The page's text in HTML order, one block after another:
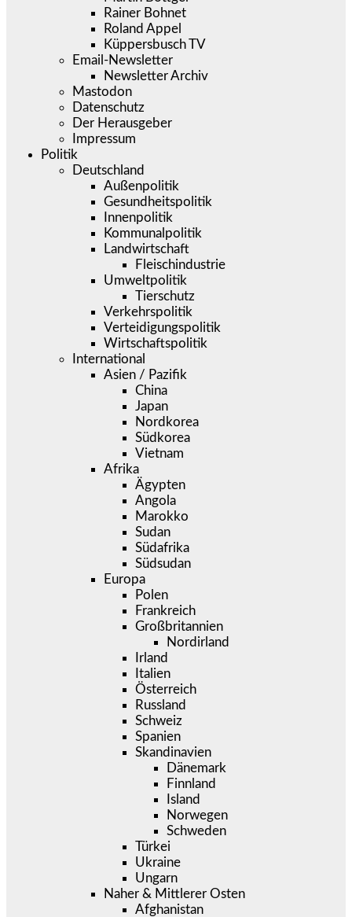
Rainer Bohnet
Roland Appel
Küppersbusch TV
Email-Newsletter
Newsletter Archiv
Mastodon
Datenschutz
Der Herausgeber
Impressum
Politik
Deutschland
Außenpolitik
Gesundheitspolitik
Innenpolitik
Kommunalpolitik
Landwirtschaft
Fleischindustrie
Umweltpolitik
Tierschutz
Verkehrspolitik
Verteidigungspolitik
Wirtschaftspolitik
International
Asien / Pazifik
China
Japan
Nordkorea
Südkorea
Vietnam
Afrika
Ägypten
Angola
Marokko
Sudan
Südafrika
Südsudan
Europa
Polen
Frankreich
Großbritannien
Nordirland
Irland
Italien
Österreich
Russland
Schweiz
Spanien
Skandinavien
Dänemark
Finnland
Island
Norwegen
Schweden
Türkei
Ukraine
Ungarn
Naher & Mittlerer Osten
Afghanistan